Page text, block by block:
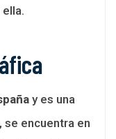
y es una
se encuentra en